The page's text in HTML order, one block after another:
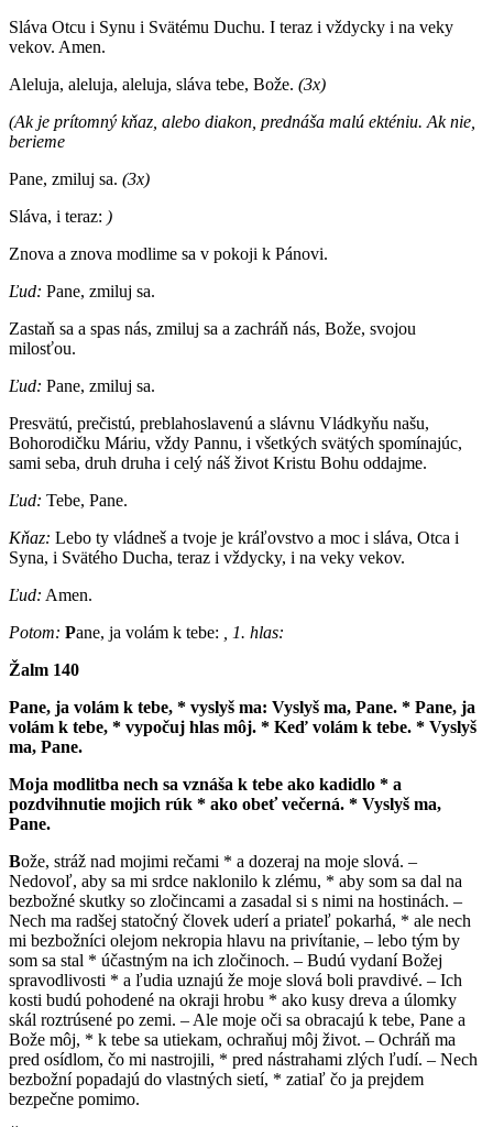
Sláva Otcu i Synu i Svätému Duchu. I teraz i vždycky i na veky
vekov. Amen.
Aleluja, aleluja, aleluja, sláva tebe, Bože. (3x)
(Ak je prítomný kňaz, alebo diakon, prednáša malú ekténiu. Ak nie,
berieme
Pane, zmiluj sa. (3x)
Sláva, i teraz: )
Znova a znova modlime sa v pokoji k Pánovi.
Ľud: Pane, zmiluj sa.
Zastaň sa a spas nás, zmiluj sa a zachráň nás, Bože, svojou
milosťou.
Ľud: Pane, zmiluj sa.
Presvätú, prečistú, preblahoslavenú a slávnu Vládkyňu našu,
Bohorodičku Máriu, vždy Pannu, i všetkých svätých spomínajúc,
sami seba, druh druha i celý náš život Kristu Bohu oddajme.
Ľud: Tebe, Pane.
Kňaz: Lebo ty vládneš a tvoje je kráľovstvo a moc i sláva, Otca i
Syna, i Svätého Ducha, teraz i vždycky, i na veky vekov.
Ľud: Amen.
Potom: Pane, ja volám k tebe:
, 1. hlas:
Žalm 140
Pane, ja volám k tebe, * vyslyš ma: Vyslyš ma, Pane. * Pane, ja
volám k tebe, * vypočuj hlas môj. * Keď volám k tebe. * Vyslyš
ma, Pane.
Moja modlitba nech sa vznáša k tebe ako kadidlo * a
pozdvihnutie mojich rúk * ako obeť večerná. * Vyslyš ma,
Pane.
Bože, stráž nad mojimi rečami * a dozeraj na moje slová. –
Nedovoľ, aby sa mi srdce naklonilo k zlému, * aby som sa dal na
bezbožné skutky so zločincami a zasadal si s nimi na hostinách. –
Nech ma radšej statočný človek uderí a priateľ pokarhá, * ale nech
mi bezbožníci olejom nekropia hlavu na privítanie, – lebo tým by
som sa stal * účastným na ich zločinoch. – Budú vydaní Božej
spravodlivosti * a ľudia uznajú že moje slová boli pravdivé. – Ich
kosti budú pohodené na okraji hrobu * ako kusy dreva a úlomky
skál roztrúsené po zemi. – Ale moje oči sa obracajú k tebe, Pane a
Bože môj, * k tebe sa utiekam, ochraňuj môj život. – Ochráň ma
pred osídlom, čo mi nastrojili, * pred nástrahami zlých ľudí. – Nech
bezbožní popadajú do vlastných sietí, * zatiaľ čo ja prejdem
bezpečne pomimo.